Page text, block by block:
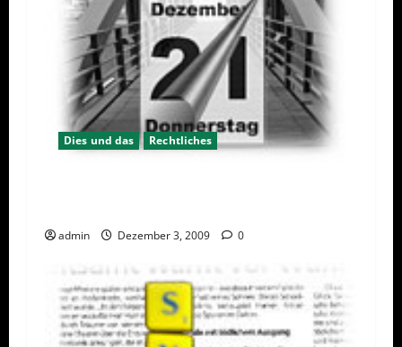
Dies und das Rechtliches
admin Dezember 3, 2009 0